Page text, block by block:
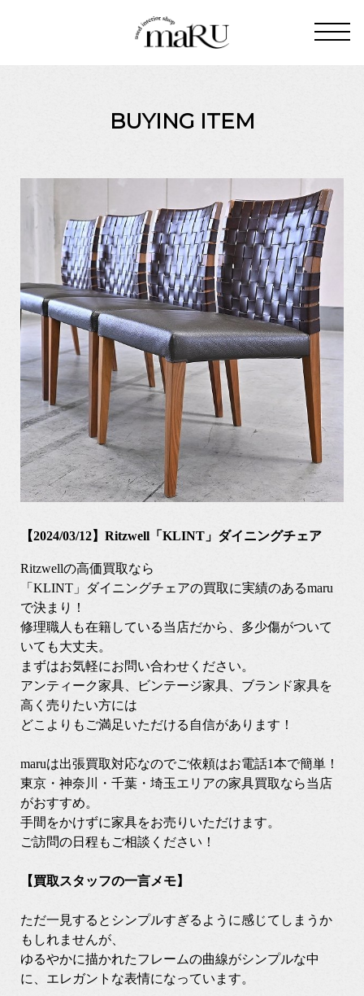
BUYING ITEM
【2024/03/12】Ritzwell「KLINT」ダイニングチェア
Ritzwellの高価買取なら
「KLINT」ダイニングチェアの買取に実績のあるmaru
で決まり！
修理職人も在籍している当店だから、多少傷がついて
いても大丈夫。
まずはお気軽にお問い合わせください。
アンティーク家具、ビンテージ家具、ブランド家具を
高く売りたい方には
どこよりもご満足いただける自信があります！
maruは出張買取対応なのでご依頼はお電話1本で簡単！
東京・神奈川・千葉・埼玉エリアの家具買取なら当店
がおすすめ。
手間をかけずに家具をお売りいただけます。
ご訪問の日程もご相談ください！
【買取スタッフの一言メモ】
ただ一見するとシンプルすぎるように感じてしまうか
もしれませんが、
ゆるやかに描かれたフレームの曲線がシンプルな中
に、エレガントな表情になっています。